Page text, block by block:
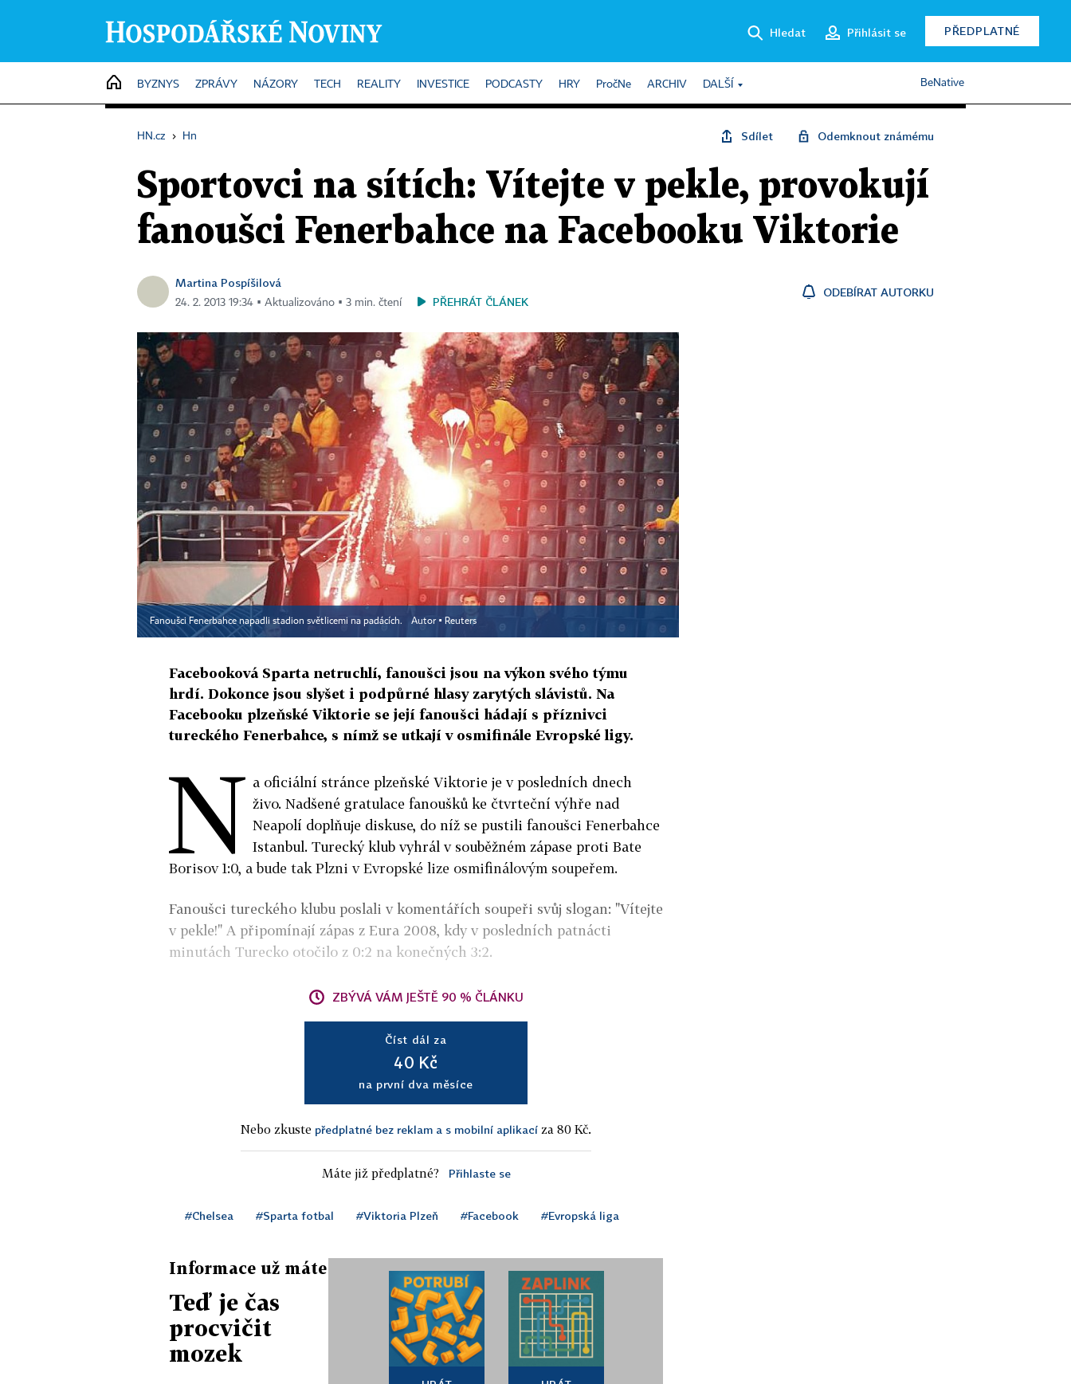
Hledat Přihlásit se PŘEDPLATNÉ
HOME
BYZNYS ZPRÁVY NÁZORY TECH REALITY INVESTICE PODCASTY HRY PročNe ARCHIV DALŠÍ BeNative
HN.cz › Hn Sdílet Odemknout známému
Sportovci na sítích: Vítejte v pekle, provokují
fanoušci Fenerbahce na Facebooku Viktorie
Martina Pospíšilová
24. 2. 2013 19:34 ▪ Aktualizováno ▪ 3 min. čtení PŘEHRÁT ČLÁNEK
ODEBÍRAT AUTORKU
Fanoušci Fenerbahce napadli stadion světlicemi na padácích. Autor ▪ Reuters
Facebooková Sparta netruchlí, fanoušci jsou na výkon svého týmu
hrdí. Dokonce jsou slyšet i podpůrné hlasy zarytých slávistů. Na
Facebooku plzeňské Viktorie se její fanoušci hádají s příznivci
tureckého Fenerbahce, s nímž se utkají v osmifinále Evropské ligy.
N a oficiální stránce plzeňské Viktorie je v posledních dnech
živo. Nadšené gratulace fanoušků ke čtvrteční výhře nad
Neapolí doplňuje diskuse, do níž se pustili fanoušci Fenerbahce
Istanbul. Turecký klub vyhrál v souběžném zápase proti Bate
Borisov 1:0, a bude tak Plzni v Evropské lize osmifinálovým soupeřem.
Fanoušci tureckého klubu poslali v komentářích soupeři svůj slogan: "Vítejte
v pekle!" A připomínají zápas z Eura 2008, kdy v posledních patnácti
minutách Turecko otočilo z 0:2 na konečných 3:2.
ZBÝVÁ VÁM JEŠTĚ 90 % ČLÁNKU
Číst dál za
40 Kč
na první dva měsíce
Nebo zkuste předplatné bez reklam a s mobilní aplikací za 80 Kč.
Máte již předplatné? Přihlaste se
#Chelsea #Sparta fotbal #Viktoria Plzeň #Facebook #Evropská liga
Informace už máte
Teď je čas
procvičit
mozek